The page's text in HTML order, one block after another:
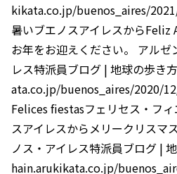
kikata.co.jp/buenos_aires/
暑いブエノスアイレスからFeliz
お年をお迎えください。 アルゼ
レス特派員ブログ | 地球の歩
ata.co.jp/buenos_aires/2020/
Felices fiestasフェリセス・フ
スアイレスからメリークリスマ
ノス・アイレス特派員ブログ |
hain.arukikata.co.jp/